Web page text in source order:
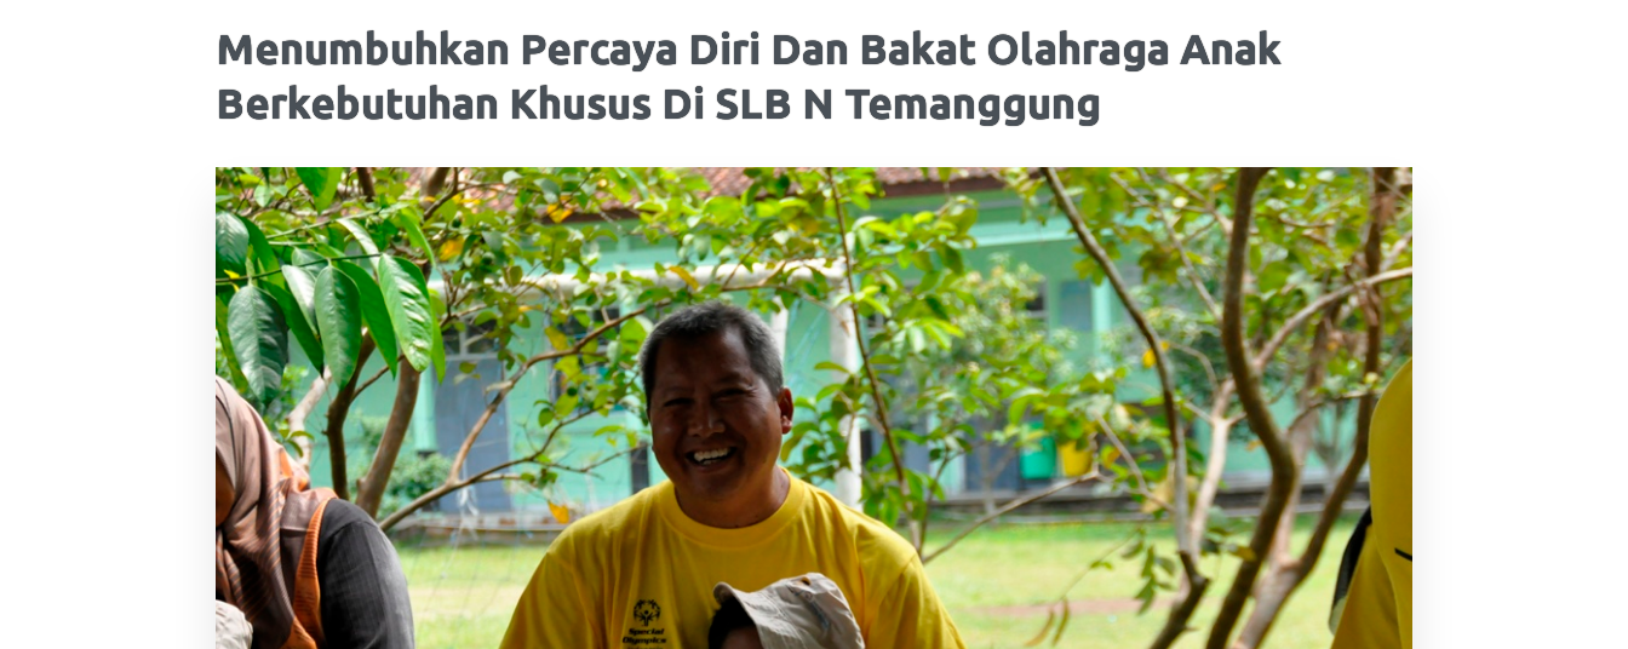
Menumbuhkan Percaya Diri Dan Bakat Olahraga Anak
Berkebutuhan Khusus Di SLB N Temanggung